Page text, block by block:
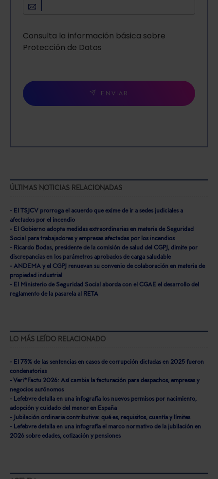
Consulta la información básica sobre
Protección de Datos
ENVIAR
ÚLTIMAS NOTICIAS RELACIONADAS
- El TSJCV prorroga el acuerdo que exime de ir a sedes judiciales a
afectados por el incendio
- El Gobierno adopta medidas extraordinarias en materia de Seguridad
Social para trabajadores y empresas afectadas por los incendios
- Ricardo Bodas, presidente de la comisión de salud del CGPJ, dimite por
discrepancias en los parámetros aprobados de carga saludable
- ANDEMA y el CGPJ renuevan su convenio de colaboración en materia de
propiedad industrial
- El Ministerio de Seguridad Social aborda con el CGAE el desarrollo del
reglamento de la pasarela al RETA
LO MÁS LEÍDO RELACIONADO
- El 73% de las sentencias en casos de corrupción dictadas en 2025 fueron
condenatorias
- Veri*Factu 2026: Así cambia la facturación para despachos, empresas y
negocios autónomos
- Lefebvre detalla en una infografía los nuevos permisos por nacimiento,
adopción y cuidado del menor en España
- Jubilación ordinaria contributiva: qué es, requisitos, cuantía y límites
- Lefebvre detalla en una infografía el marco normativo de la jubilación en
2026 sobre edades, cotización y pensiones